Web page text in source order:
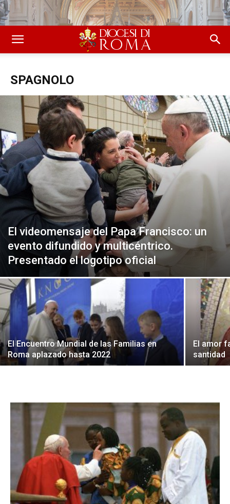
SPAGNOLO
El videomensaje del Papa Francisco: un
evento difundido y multicéntrico.
Presentado el logotipo oficial
El Encuentro Mundial de las Familias en
Roma aplazado hasta 2022
El amor
santidad